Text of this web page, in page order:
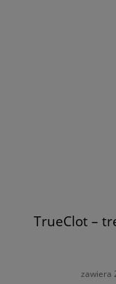
TrueClot –
zawiera